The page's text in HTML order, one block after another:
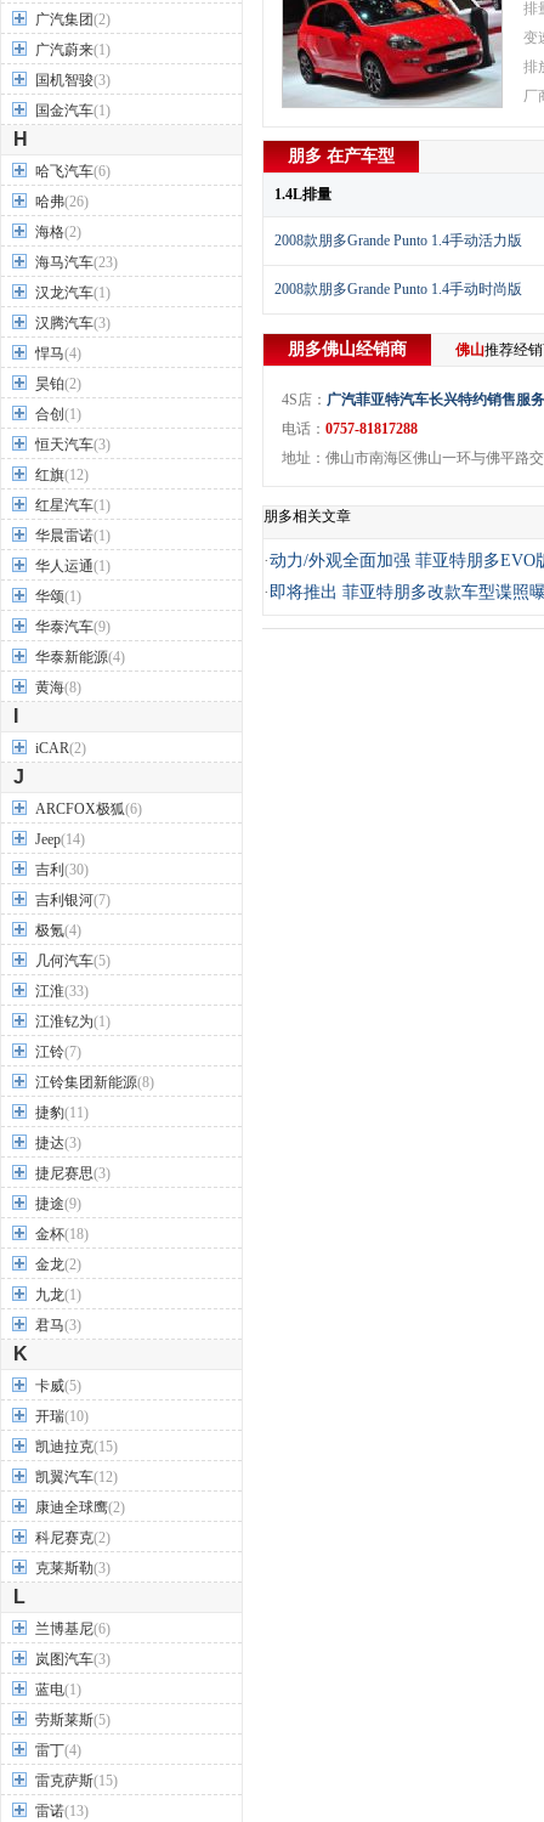
广汽集团(2)
广汽蔚来(1)
国机智骏(3)
国金汽车(1)
H
哈飞汽车(6)
哈弗(26)
海格(2)
海马汽车(23)
汉龙汽车(1)
汉腾汽车(3)
悍马(4)
昊铂(2)
合创 (1)
恒天汽车(3)
红旗(12)
红星汽车(1)
华晨雷诺(1)
华人运通(1)
华颂(1)
华泰汽车(9)
华泰新能源(4)
黄海(8)
iCAR(2)
J
ARCFOX极狐(6)
Jeep(14)
吉利 (30)
吉利银河(7)
极氪(4)
几何汽车(5)
江淮(33)
江淮钇为(1)
江铃(7)
江铃集团新能源(8)
捷豹(11)
捷达(3)
捷尼赛思(3)
捷途(9)
金杯(18)
金龙(2)
九龙(1)
君马(3)
K
卡威(5)
开瑞(10)
凯迪拉克(15)
凯翼汽车(12)
康迪全球鹰(2)
科尼赛克(2)
克莱斯勒(3)
L
兰博基尼(6)
岚图汽车(3)
蓝电(1)
劳斯莱斯(5)
雷丁(4)
雷克萨斯(15)
雷诺(13)
排
变
排
厂
朋多 在产车型
1.4L排量
2008款朋多Grande Punto 1.4手动活力版
2008款朋多Grande Punto 1.4手动时尚版
朋多佛山经销商 佛山推荐经
4S店： 广汽菲亚特汽车长兴特约销售服
电话： 0757-81817288
地址：佛山市南海区佛山一环与佛平路
朋多相关文章
·动力/外观全面加强 菲亚特朋多EVO
· 即将推出 菲亚特朋多改款车型谍照